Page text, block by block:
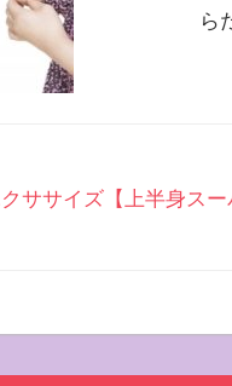
ら
ササイズ【上半身スー